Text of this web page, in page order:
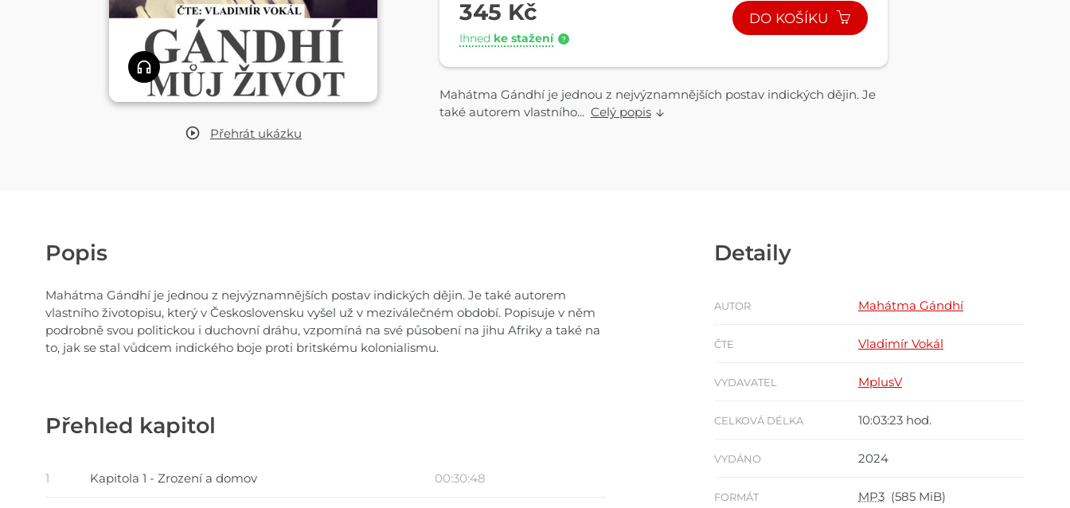
Přehrát ukázku
345 Kč
Ihned ke stažení ?
DO KOŠÍKU
Mahátma Gándhí je jednou z nejvýznamnějších postav indických dějin. Je
také autorem vlastního... Celý popis
Popis
Mahátma Gándhí je jednou z nejvýznamnějších postav indických dějin. Je také autorem
vlastního životopisu, který v Československu vyšel už v meziválečném období. Popisuje v něm
podrobně svou politickou i duchovní dráhu, vzpomíná na své působení na jihu Afriky a také na
to, jak se stal vůdcem indického boje proti britskému kolonialismu.
Přehled kapitol
1 Kapitola 1 - Zrození a domov 00:30:48
Detaily
AUTOR Mahátma Gándhí
ČTE Vladimír Vokál
VYDAVATEL MplusV
CELKOVÁ DÉLKA 10:03:23 hod.
VYDÁNO 2024
FORMÁT MP3 (585 MiB)